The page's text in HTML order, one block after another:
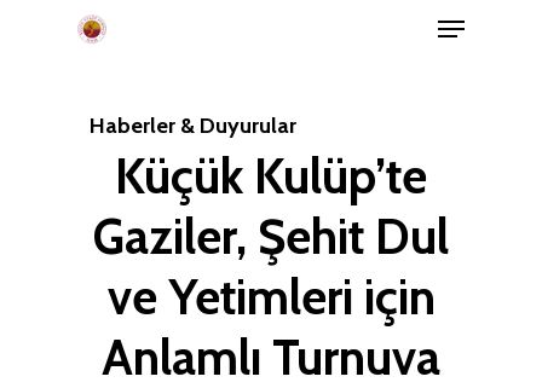
Menu
Haberler & Duyurular
Küçük Kulüp’te
Gaziler, Şehit Dul
ve Yetimleri için
Anlamlı Turnuva